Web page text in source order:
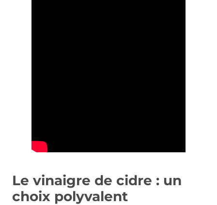
Le vinaigre de cidre : un
choix polyvalent